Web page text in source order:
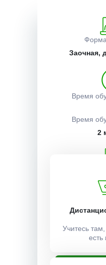
Заочная,
Время
Время
2
Условия
Учитесь
есть